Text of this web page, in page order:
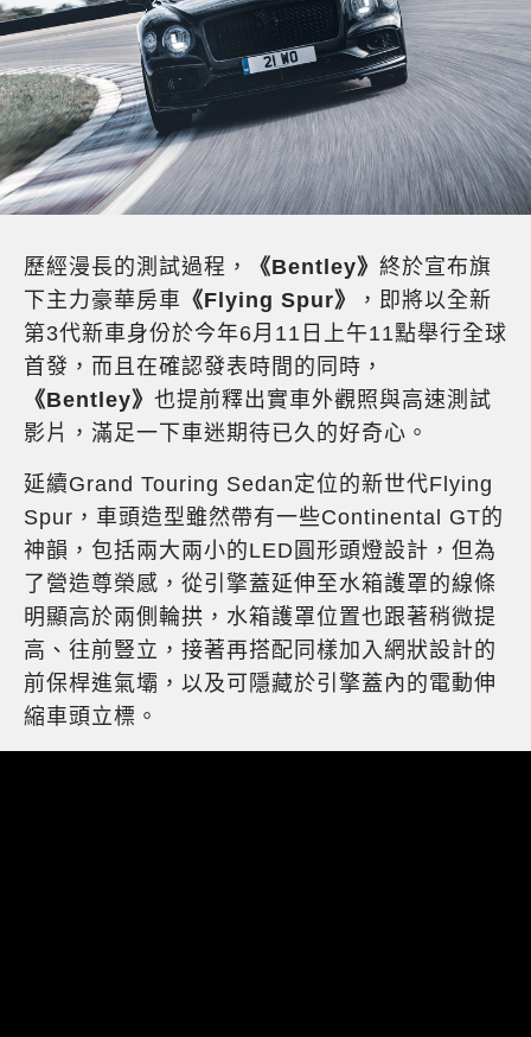
歷經漫長的測試過程， 《Bentley》 終於宣布旗
下主力豪華房車 《Flying Spur》
，即將以全新
第3代新車身份於今年6月11日上午11點舉行全球
首發，而且在確認發表時間的同時，
《Bentley》 也提前釋出實車外觀照與高速測試
影片，滿足一下車迷期待已久的好奇心。
延續Grand Touring Sedan定位的新世代Flying
Spur，車頭造型雖然帶有一些Continental GT的
神韻，包括兩大兩小的LED圓形頭燈設計，但為
了營造尊榮感，從引擎蓋延伸至水箱護罩的線條
明顯高於兩側輪拱，水箱護罩位置也跟著稍微提
高、往前豎立，接著再搭配同樣加入網狀設計的
前保桿進氣壩，以及可隱藏於引擎蓋內的電動伸
縮車頭立標。